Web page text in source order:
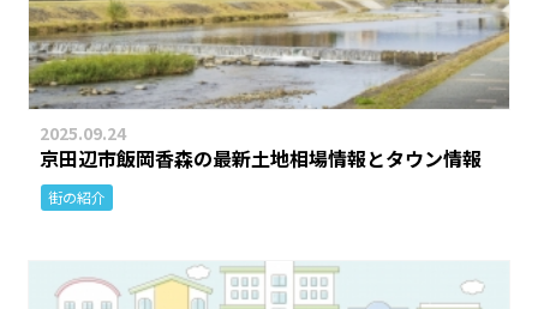
2025.09.24
京田辺市飯岡香森の最新土地相場情報とタウン情報
街の紹介